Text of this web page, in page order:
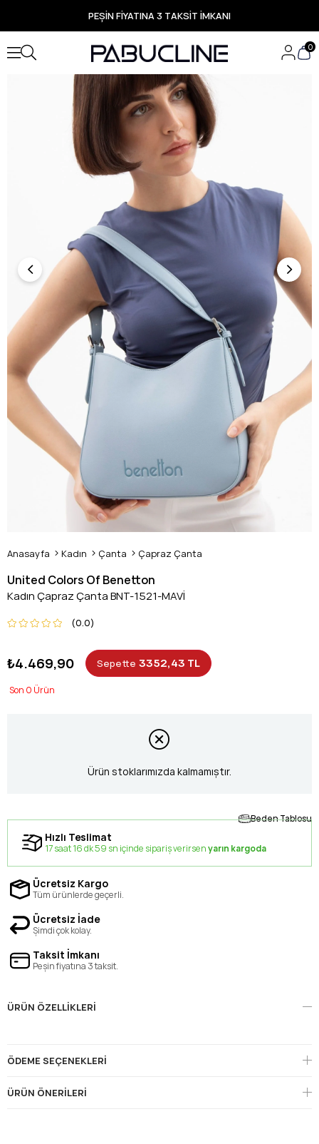
PEŞİN FİYATINA 3 TAKSİT İMKANI
TÜM ÜRÜNLERDE ÜCRETSİZ KARGO
Yeni Sezon Ürünlerde Özel Fırsatlar
Seçili Ürünlerde Hızlı Teslimat
0
Anasayfa Kadın Çanta Çapraz Çanta
United Colors Of Benetton
Kadın Çapraz Çanta BNT-1521-MAVİ
0.0
₺4.469,90 Sepette 3352,43 TL
0
Ürün stoklarımızda kalmamıştır.
Beden Tablosu
Hızlı Teslimat
17 saat 16 dk 58 sn içinde sipariş verirsenyarın kargoda
Ücretsiz Kargo
Tüm ürünlerde geçerli.
Ücretsiz İade
Şimdi çok kolay.
Taksit İmkanı
Peşin fiyatına 3 taksit.
ÜRÜN ÖZELLIKLERI
ÖDEME SEÇENEKLERI
ÜRÜN ÖNERILERI